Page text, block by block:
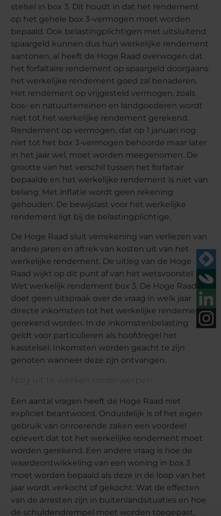
stelsel in box 3. Dit houdt in dat het rendement
op het gehele box 3-vermogen moet worden
bepaald. Ook belastingplichtigen met uitsluitend
spaargeld kunnen dus hun werkelijke rendement
aantonen, al heeft de Hoge Raad overwogen dat
het forfaitaire rendement op spaargeld doorgaans
het werkelijke rendement goed zal benaderen.
Het rendement op vrijgesteld vermogen, zoals
bos- en natuurterreinen en landgoederen wordt
niet tot het werkelijke rendement gerekend.
Rendement op vermogen, dat op 1 januari nog
niet tot het box 3-vermogen behoorde maar later
in het jaar wel, moet worden meegenomen. De
grootte van het verschil tussen het forfaitair
bepaalde en het werkelijke rendement is niet van
belang. Met inflatie wordt geen rekening
gehouden. De bewijslast voor het werkelijke
rendement ligt bij de belastingplichtige.
De Hoge Raad sluit verrekening van verliezen van
andere jaren en aftrek van kosten uit van het
werkelijke rendement. De uitleg van de Hoge
Raad wijkt op dit punt af van het wetsvoorstel
Wet werkelijk rendement box 3. De Hoge Raad
doet geen uitspraak over de vraag in welk jaar
directe inkomsten tot het werkelijke rendement
gerekend worden. In de inkomstenbelasting
geldt voor particulieren als hoofdregel het
kasstelsel. Inkomsten worden geacht te zijn
genoten wanneer deze zijn ontvangen.
Nog uit te werken onderwerpen
Een aantal vragen heeft de Hoge Raad niet
expliciet beantwoord. Onduidelijk is of het eigen
gebruik van onroerende zaken een voordeel
oplevert dat tot het werkelijke rendement moet
worden gerekend. Een andere vraag is hoe de
waardeontwikkeling van een woning in box 3
moet worden bepaald als deze in de loop van het
jaar wordt verkocht of gekocht. Wat de effecten
van de arresten zijn in buitenlandsituaties en hoe
de schuldendrempel moet worden toegepast,